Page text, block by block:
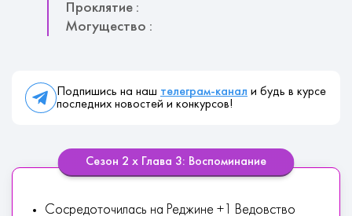
Проклятие :
Могущество :
Подпишись на наш телеграм-канал и будь в курсе
последних новостей и конкурсов!
Сезон 2 х Глава 3: Воспоминание
Сосредоточилась на Реджине +1 Ведовство